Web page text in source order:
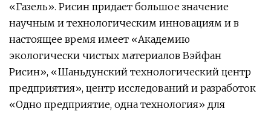
«Газель». Рисин придает большое значение
научным и технологическим инновациям и в
настоящее время имеет «Академию
экологически чистых материалов Вэйфан
Рисин», «Шаньдунский технологический центр
предприятия», центр исследований и разработок
«Одно предприятие, одна технология» для